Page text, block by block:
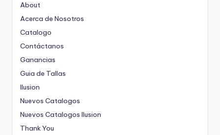
About
Acerca de Nosotros
Catalogo
Contáctanos
Ganancias
Guia de Tallas
Ilusion
Nuevos Catalogos
Nuevos Catalogos Ilusion
Thank You